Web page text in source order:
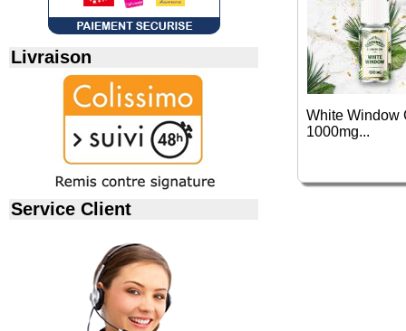
Livraison
Service Client
White Window
1000mg...